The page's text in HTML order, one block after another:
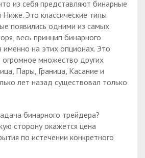
из себя представляют бинарные
Это классические типы
появились одними из самых
весь принцип бинарного
именно на этих опционах. Это
огромное множество других
Пары, Граница, Касание и
лет назад существовал только
бинарного трейдера?
сторону окажется цена
по истечении конкретного